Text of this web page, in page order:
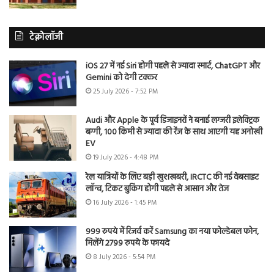
टेक्नोलॉजी
iOS 27 में नई Siri होगी पहले से ज्यादा स्मार्ट, ChatGPT और
Gemini को देगी टक्कर
25 July 2026 - 7:52 PM
Audi और Apple के पूर्व डिजाइनरों ने बनाई लग्जरी इलेक्ट्रिक
बग्गी, 100 किमी से ज्यादा की रेंज के साथ आएगी यह अनोखी
EV
19 July 2026 - 4:48 PM
रेल यात्रियों के लिए बड़ी खुशखबरी, IRCTC की नई वेबसाइट
लॉन्च, टिकट बुकिंग होगी पहले से आसान और तेज
16 July 2026 - 1:45 PM
999 रुपये में रिजर्व करें Samsung का नया फोल्डेबल फोन,
मिलेंगे 2799 रुपये के फायदे
8 July 2026 - 5:54 PM